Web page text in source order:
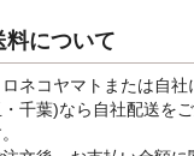
料について
ネコヤマトまたは自
千葉)なら自社配送を